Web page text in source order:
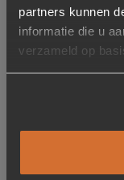
partners kunnen
informatie die u
verzameld op
Grijs